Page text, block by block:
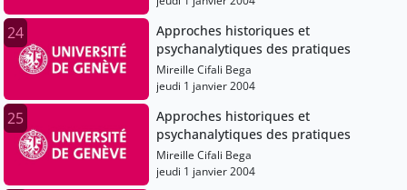
24
Approches historiques et
psychanalytiques des pratiques
Mireille Cifali Bega
jeudi 1 janvier 2004
25
Approches historiques et
psychanalytiques des pratiques
Mireille Cifali Bega
jeudi 1 janvier 2004